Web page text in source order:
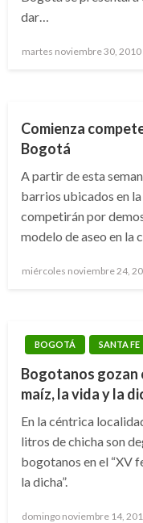
dar…
Publicado
martes noviembre 30, 2010
CIUDAD BOLÍVAR
Comienza
Bogotá
A partir de esta
barrios ubicados en
competirán por
modelo de aseo en la
Publicado
miércoles noviembre 24,
BOGOTÁ SANTA FE
Bogotanos gozan
maíz, la vida y la
En la céntrica
litros de chicha son
bogotanos en el “XV
la dicha”.
Publicado
domingo noviembre 14,